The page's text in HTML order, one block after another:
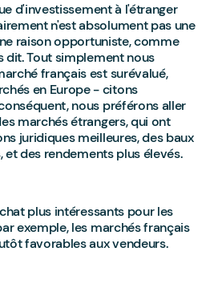
d'investissement à l'étranger
n'est absolument pas une
raison opportuniste, comme
dit. Tout simplement nous
français est surévalué,
en Europe - citons
nous préférons aller
marchés étrangers, qui ont
juridiques meilleures, des baux
et des rendements plus élevés.
plus intéressants pour les
exemple, les marchés français
favorables aux vendeurs.